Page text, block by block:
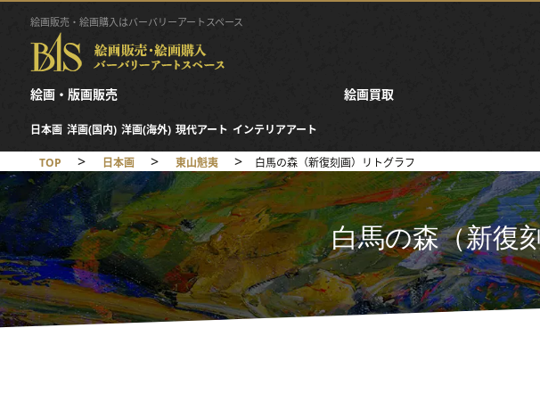
絵画販売・絵画購入はバーバリーアートスペース
絵画・版画販売
日本画 洋画(国内) 洋画(海外) 現代アート インテリアアート
絵画買取
TOP > 日本画 > 東山魁夷 > 白馬の森（新復刻画）リトグラフ
白馬の森（新復